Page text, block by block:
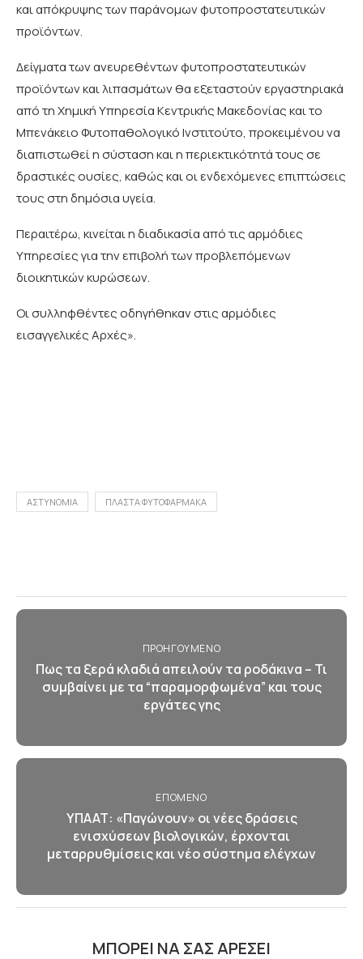
και απόκρυψης των παράνομων φυτοπροστατευτικών
προϊόντων.
Δείγματα των ανευρεθέντων φυτοπροστατευτικών
προϊόντων και λιπασμάτων θα εξεταστούν εργαστηριακά
από τη Χημική Υπηρεσία Κεντρικής Μακεδονίας και το
Μπενάκειο Φυτοπαθολογικό Ινστιτούτο, προκειμένου να
διαπιστωθεί η σύσταση και η περιεκτικότητά τους σε
δραστικές ουσίες, καθώς και οι ενδεχόμενες επιπτώσεις
τους στη δημόσια υγεία.
Περαιτέρω, κινείται η διαδικασία από τις αρμόδιες
Υπηρεσίες για την επιβολή των προβλεπόμενων
διοικητικών κυρώσεων.
Οι συλληφθέντες οδηγήθηκαν στις αρμόδιες
εισαγγελικές Αρχές».
ΑΣΤΥΝΟΜΙΑ ΠΛΑΣΤΑ ΦΥΤΟΦΑΡΜΑΚΑ
ΠΡΟΗΓΟΎΜΕΝΟ
Πως τα ξερά κλαδιά απειλούν τα ροδάκινα – Τι
συμβαίνει με τα “παραμορφωμένα” και τους
εργάτες γης
ΕΠΌΜΕΝΟ
ΥΠΑΑΤ: «Παγώνουν» οι νέες δράσεις
ενισχύσεων βιολογικών, έρχονται
μεταρρυθμίσεις και νέο σύστημα ελέγχων
ΜΠΟΡΕΊ ΝΑ ΣΑΣ ΑΡΈΣΕΙ